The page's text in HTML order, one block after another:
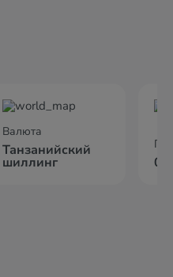
Валюта
Танзанийский
шиллинг